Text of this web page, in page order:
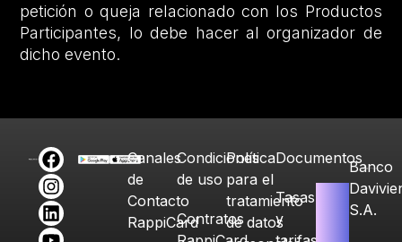
petición o queja relacionado con los Productos
Participantes, lo debe hacer al organizador de
dicho evento.
Canales
de
Contacto
RappiCard
Condiciones
de uso
Contratos
Política
para el
tratamiento
de datos
Documentos
Tasas
y
Banco
S.A.